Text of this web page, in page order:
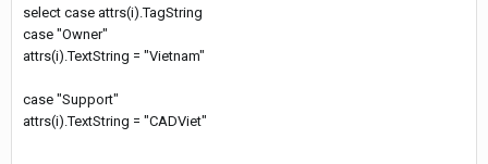
select case attrs(i).TagString
case "Owner"
attrs(i).TextString = "Vietnam"
case "Support"
attrs(i).TextString = "CADViet"